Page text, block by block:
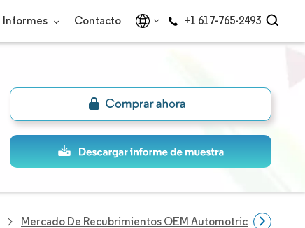
Informes Contacto +1 617-765-2493
Mercado De Recubrimientos OEM Automotrices De Italia